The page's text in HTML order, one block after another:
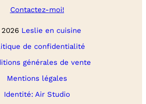
Contactez-moi!
Leslie en cuisine
de confidentialité
générales de vente
Mentions légales
Identité: Air Studio